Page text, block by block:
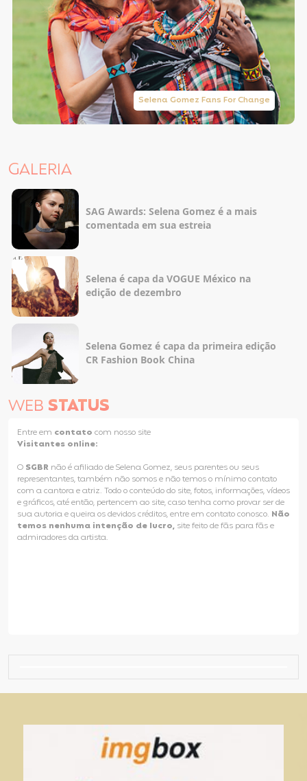
Selena Gomez Fans For Change
GALERIA
SAG Awards: Selena Gomez é a mais
comentada em sua estreia
Selena é capa da VOGUE México na
edição de dezembro
Selena Gomez é capa da primeira edição
CR Fashion Book China
WEB STATUS
Entre em contato com nosso site
Visitantes online:
O SGBR não é afiliado de Selena Gomez, seus parentes ou seus
representantes, também não somos e não temos o mínimo contato
com a cantora e atriz. Todo o conteúdo do site, fotos, informações, vídeos
e gráficos, até então, pertencem ao site, caso tenha como provar ser de
sua autoria e queira os devidos créditos, entre em contato conosco. Não
temos nenhuma intenção de lucro, site feito de fãs para fãs e
admiradores da artista.